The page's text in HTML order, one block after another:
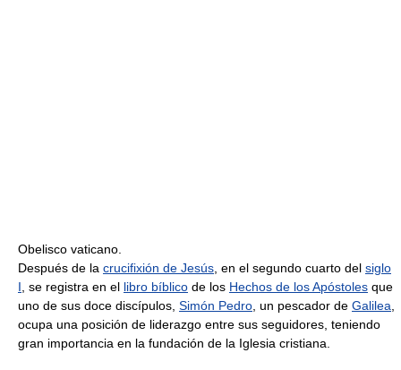
Obelisco vaticano.
Después de la crucifixión de Jesús , en el segundo cuarto del siglo
I , se registra en el libro bíblico de los Hechos de los Apóstoles que
uno de sus doce discípulos, Simón Pedro , un pescador de Galilea
ocupa una posición de liderazgo entre sus seguidores, teniendo
gran importancia en la fundación de la Iglesia cristiana.